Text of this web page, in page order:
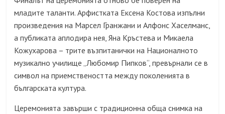
младите таланти. Арфистката Ексена Костова изпълни
произведения на Марсел Гранжани и Алфонс Хаселманс,
а публиката аплодира нея, Яна Кръстева и Микаела
Кожухарова – трите възпитанички на Националното
музикално училище „Любомир Пипков“, превърнали се в
символ на приемствеността между поколенията в
българската култура.
Церемонията завърши с традиционна обща снимка на